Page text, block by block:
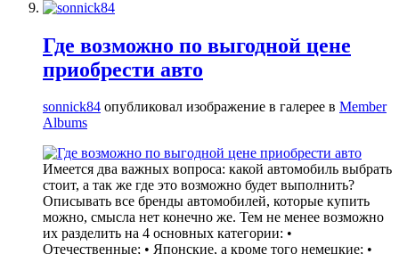
Где возможно по выгодной цене
приобрести авто
sonnick84 опубликовал изображение в галерее в Member
Albums
Имеется два важных вопроса: какой автомобиль выбрать
стоит, а так же где это возможно будет выполнить?
Описывать все бренды автомобилей, которые купить
можно, смысла нет конечно же. Тем не менее возможно
их разделить на 4 основных категории: •
Отечественные; • Японские, а кроме того немецкие; •